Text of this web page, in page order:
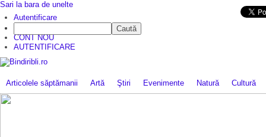
CONT NOU
AUTENTIFICARE
Articolele săptămanii Artă Ştiri Evenimente Natură Cultură
Sari la bara de unelte
Autentificare
Caută